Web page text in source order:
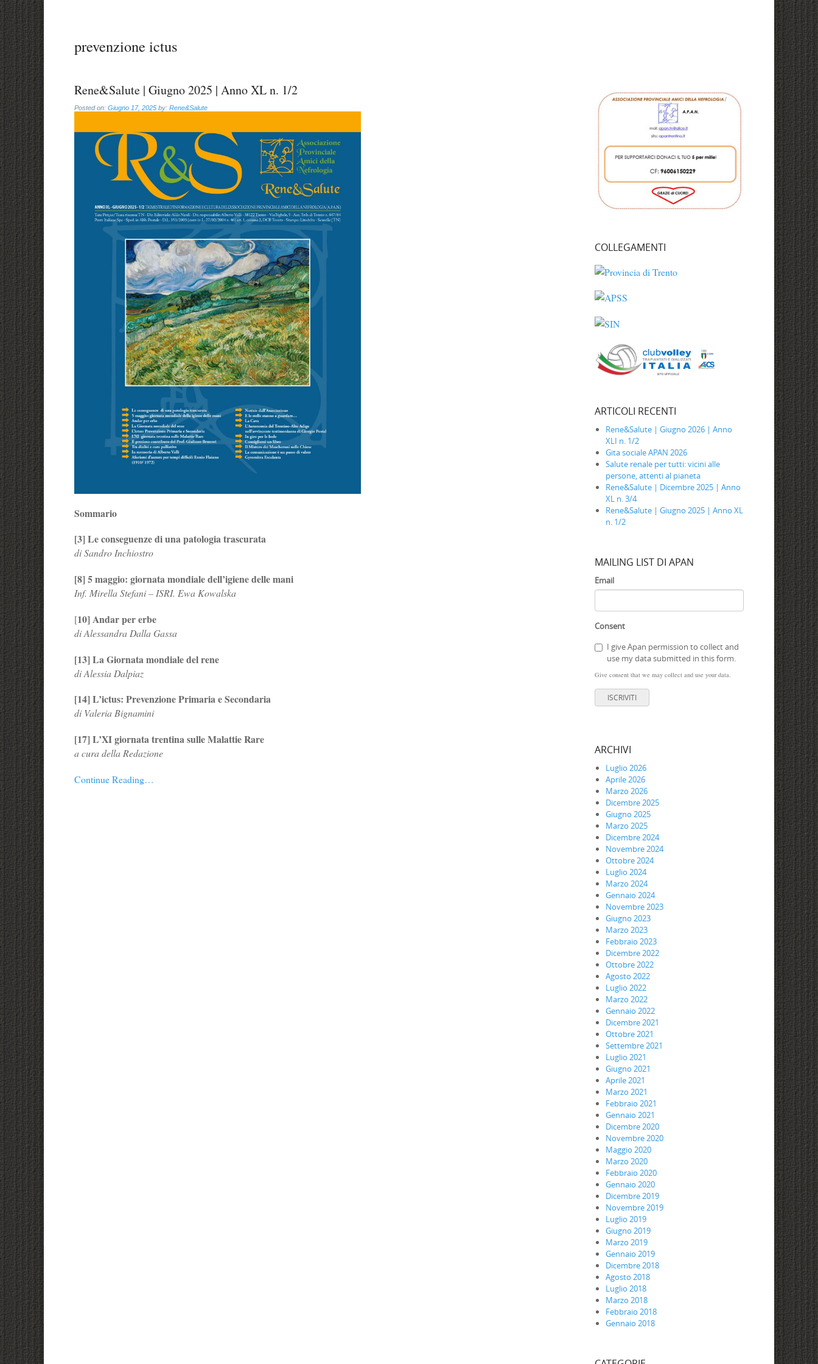
prevenzione ictus
Rene&Salute | Giugno 2025 | Anno XL n. 1/2
Posted on: Giugno 17, 2025 by: Rene&Salute
Sommario
[3] Le conseguenze di una patologia trascurata
di Sandro Inchiostro
[8] 5 maggio: giornata mondiale dell’igiene delle mani
Inf. Mirella Stefani – ISRI. Ewa Kowalska
[10] Andar per erbe
di Alessandra Dalla Gassa
[13] La Giornata mondiale del rene
di Alessia Dalpiaz
[14] L’ictus: Prevenzione Primaria e Secondaria
di Valeria Bignamini
[17] L’XI giornata trentina sulle Malattie Rare
a cura della Redazione
Continue Reading…
COLLEGAMENTI
ARTICOLI RECENTI
Rene&Salute | Giugno 2026 | Anno
XLI n. 1/2
Gita sociale APAN 2026
Salute renale per tutti: vicini alle
persone, attenti al pianeta
Rene&Salute | Dicembre 2025 | Anno
XL n. 3/4
Rene&Salute | Giugno 2025 | Anno XL
n. 1/2
MAILING LIST DI APAN
Email
Consent
I give Apan permission to collect and
use my data submitted in this form.
Give consent that we may collect and use your data.
ISCRIVITI
ARCHIVI
Luglio 2026
Aprile 2026
Marzo 2026
Dicembre 2025
Giugno 2025
Marzo 2025
Dicembre 2024
Novembre 2024
Ottobre 2024
Luglio 2024
Marzo 2024
Gennaio 2024
Novembre 2023
Giugno 2023
Marzo 2023
Febbraio 2023
Dicembre 2022
Ottobre 2022
Agosto 2022
Luglio 2022
Marzo 2022
Gennaio 2022
Dicembre 2021
Ottobre 2021
Settembre 2021
Luglio 2021
Giugno 2021
Aprile 2021
Marzo 2021
Febbraio 2021
Gennaio 2021
Dicembre 2020
Novembre 2020
Maggio 2020
Marzo 2020
Febbraio 2020
Gennaio 2020
Dicembre 2019
Novembre 2019
Luglio 2019
Giugno 2019
Marzo 2019
Gennaio 2019
Dicembre 2018
Agosto 2018
Luglio 2018
Marzo 2018
Febbraio 2018
Gennaio 2018